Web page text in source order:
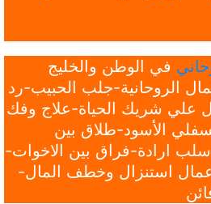
في الوطن والخليج
الروحانية-جلب الحبيب-رد
علي شريك الحياة-علاج وفك
الأسود-طلاق بين
ارادة-فراق بين الاخوات-
استنزال وخطف المال-